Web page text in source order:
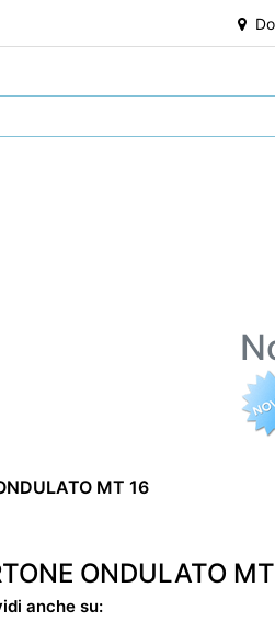
MT 16
ONDULATO
anche su: